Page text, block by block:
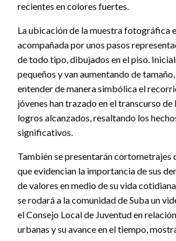
recientes en colores fuertes.
La ubicación de la muestra fotográfica
acompañada por unos pasos
de todo tipo, dibujados en el piso.
pequeños y van aumentando de
entender de manera simbólica el
jóvenes han trazado en el transcurso de
logros alcanzados, resaltando los
significativos.
También se presentarán cortometrajes
que evidencian la importancia de sus
de valores en medio de su vida
se rodará a la comunidad de Suba un
el Consejo Local de Juventud en
urbanas y su avance en el tiempo,